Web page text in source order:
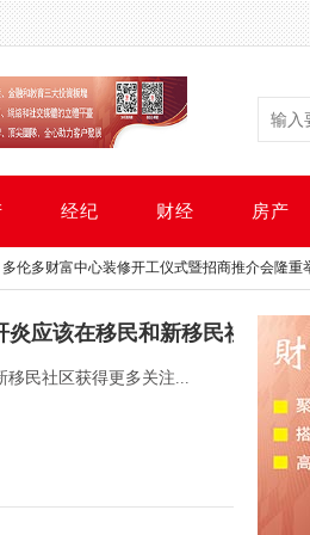
经纪 财经 房产
财富中心装修开工仪式暨招商推介会隆重举行！
应该在移民和新移民社区获
移民社区获得更多关注...